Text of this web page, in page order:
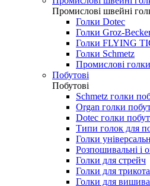
Промислові швейні
Голки Dotec
Голки Groz-
Голки FLYING
Голки Schmetz
Промислові голки
Побутові
Побутові
Schmetz голки
Organ голки
Dotec голки
Типи голок для
Голки
Розпошивальні і
Голки для стрейч
Голки для
Голки для